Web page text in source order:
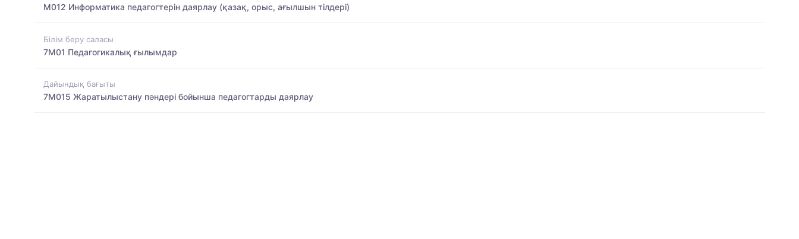
M012 Информатика педагогтерін даярлау (қазақ, орыс, ағылшын тілдері)
Білім беру саласы
7M01 Педагогикалық ғылымдар
Дайындық бағыты
7M015 Жаратылыстану пәндері бойынша педагогтарды даярлау